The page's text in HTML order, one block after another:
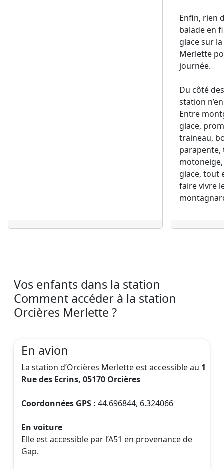
Enfin, rien
balade en
glace sur
Merlette
journée.
Du côté
station
Entre
glace,
traineau,
parapente,
glace, tout
faire vivre
Vos enfants dans la station
Comment accéder à la station
Orcières Merlette ?
En avion
La station d’Orcières Merlette est accessible au 1
Rue des Ecrins, 05170 Orcières
Coordonnées GPS : 44.696844, 6.324066
En voiture
Elle est accessible par l’A51 en provenance de
Gap.